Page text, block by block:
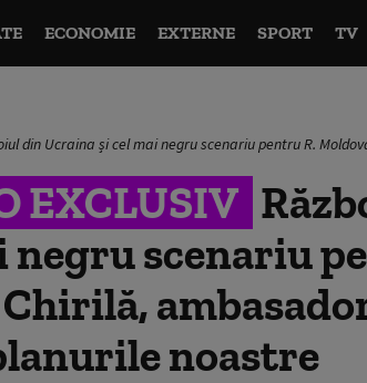
ECONOMIE EXTERNE SPORT TV
din Ucraina și cel mai negru scenariu pentru R.
EXCLUSIV
negru scenariu
noastre